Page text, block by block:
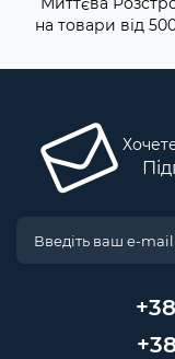
на товари від